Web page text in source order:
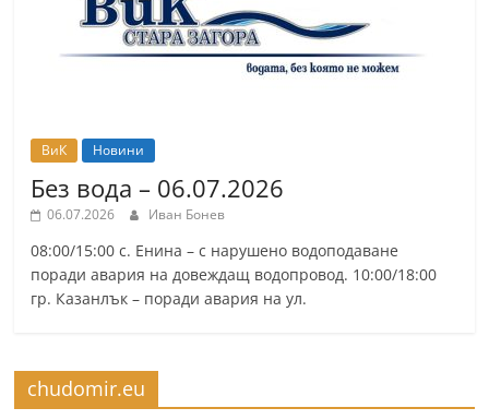
ВиК Новини
Без вода – 06.07.2026
06.07.2026 Иван Бонев
08:00/15:00 с. Енина – с нарушено водоподаване
поради авария на довеждащ водопровод. 10:00/18:00
гр. Казанлък – поради авария на ул.
chudomir.eu